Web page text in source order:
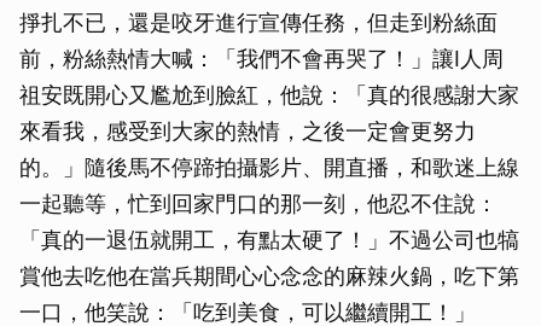
掙扎不已，還是咬牙進行宣傳任務，但走到粉絲面
前，粉絲熱情大喊：「我們不會再哭了！」讓I人周
祖安既開心又尷尬到臉紅，他說：「真的很感謝大家
來看我，感受到大家的熱情，之後一定會更努力
的。」隨後馬不停蹄拍攝影片、開直播，和歌迷上線
一起聽等，忙到回家門口的那一刻，他忍不住說：
「真的一退伍就開工，有點太硬了！」不過公司也犒
賞他去吃他在當兵期間心心念念的麻辣火鍋，吃下第
一口，他笑說：「吃到美食，可以繼續開工！」